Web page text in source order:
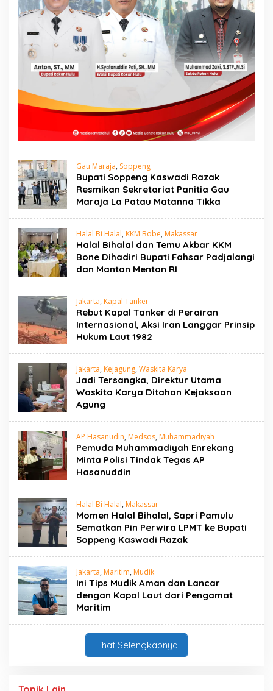
Gau Maraja, Soppeng
Bupati Soppeng Kaswadi Razak
Resmikan Sekretariat Panitia Gau
Maraja La Patau Matanna Tikka
Halal Bi Halal, KKM Bobe, Makassar
Halal Bihalal dan Temu Akbar KKM
Bone Dihadiri Bupati Fahsar Padjalangi
dan Mantan Mentan RI
Jakarta, Kapal Tanker
Rebut Kapal Tanker di Perairan
Internasional, Aksi Iran Langgar Prinsip
Hukum Laut 1982
Jakarta, Kejagung, Waskita Karya
Jadi Tersangka, Direktur Utama
Waskita Karya Ditahan Kejaksaan
Agung
AP Hasanudin, Medsos, Muhammadiyah
Pemuda Muhammadiyah Enrekang
Minta Polisi Tindak Tegas AP
Hasanuddin
Halal Bi Halal, Makassar
Momen Halal Bihalal, Sapri Pamulu
Sematkan Pin Perwira LPMT ke Bupati
Soppeng Kaswadi Razak
Jakarta, Maritim, Mudik
Ini Tips Mudik Aman dan Lancar
dengan Kapal Laut dari Pengamat
Maritim
Lihat Selengkapnya